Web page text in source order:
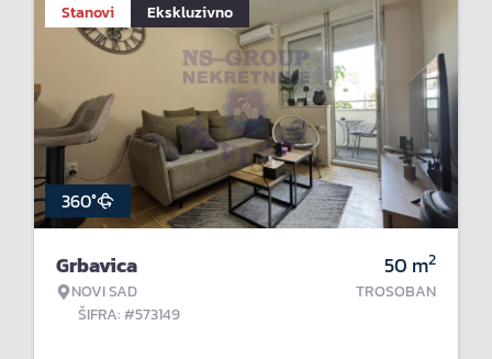
Stanovi Ekskluzivno
360°
Grbavica
NOVI SAD
ŠIFRA: #573149
50 m2
TROSOBAN